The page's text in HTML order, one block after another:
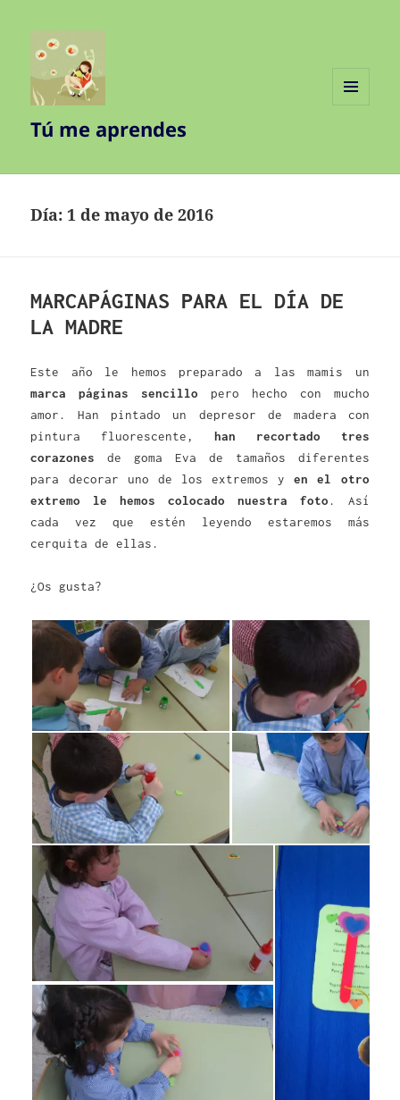
Tú me aprendes
Día: 1 de mayo de 2016
MARCAPÁGINAS PARA EL DÍA DE
LA MADRE
Este año le hemos preparado a las mamis un
marca páginas sencillo pero hecho con mucho
amor. Han pintado un depresor de madera con
pintura fluorescente, han recortado tres
corazones de goma Eva de tamaños diferentes
para decorar uno de los extremos yen el otro
extremo le hemos colocado nuestra foto. Así
cada vez que estén leyendo estaremos más
cerquita de ellas.
¿Os gusta?